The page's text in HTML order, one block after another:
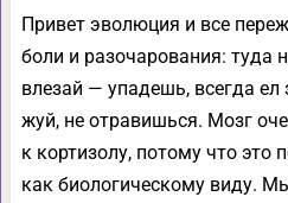
Привет эволюция и все
боли и разочарования: туда
влезай — упадешь, всегда
жуй, не отравишься. Мозг
к кортизолу, потому что
как биологическому виду.